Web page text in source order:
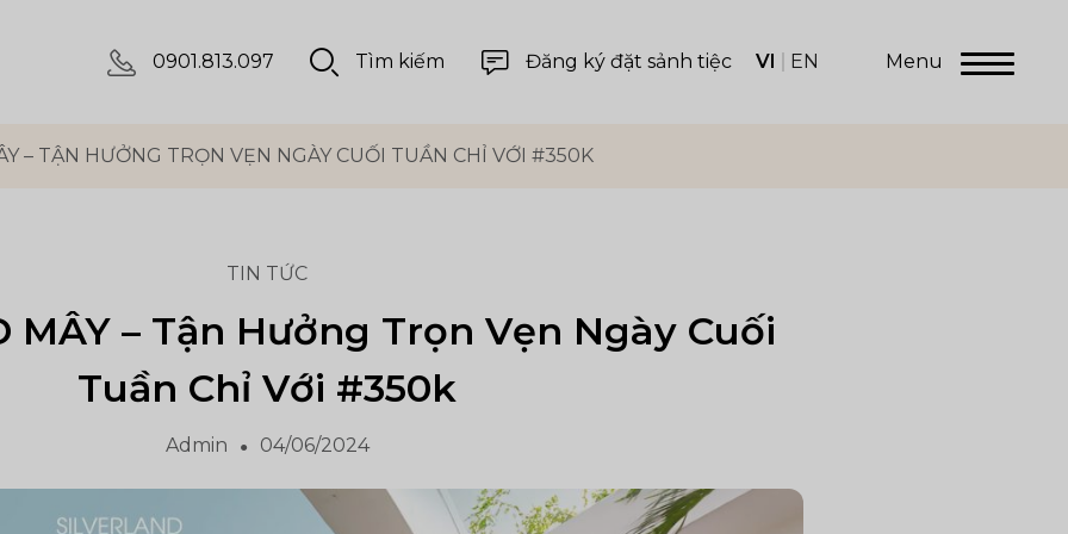
0901.813.097 Tìm kiếm Đăng ký đặt sảnh tiệc VI EN Menu
– TẬN HƯỞNG TRỌN VẸN NGÀY CUỐI TUẦN CHỈ VỚI #350K
TIN TỨC
MÂY – Tận Hưởng Trọn Vẹn Ngày Cuối
Tuần Chỉ Với #350k
Admin 04/06/2024